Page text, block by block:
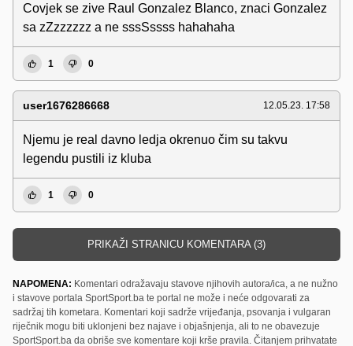
Covjek se zive Raul Gonzalez Blanco, znaci Gonzalez
sa zZzzzzzz a ne sssSssss hahahaha
1 0
user1676286668 12.05.23. 17:58
Njemu je real davno ledja okrenuo čim su takvu
legendu pustili iz kluba
1 0
PRIKAŽI STRANICU KOMENTARA (3)
NAPOMENA: Komentari odražavaju stavove njihovih autora/ica, a ne nužno
i stavove portala SportSport.ba te portal ne može i neće odgovarati za
sadržaj tih kometara. Komentari koji sadrže vrijeđanja, psovanja i vulgaran
riječnik mogu biti uklonjeni bez najave i objašnjenja, ali to ne obavezuje
SportSport.ba da obriše sve komentare koji krše pravila. Čitanjem prihvatate